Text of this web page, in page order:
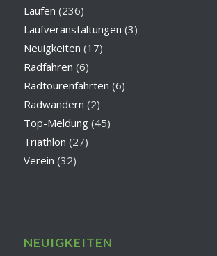
Laufen (236)
Laufveranstaltungen (3)
Neuigkeiten (17)
Radfahren (6)
Radtourenfahrten (6)
Radwandern (2)
Top-Meldung(45)
Triathlon (27)
Verein (32)
NEUIGKEITEN